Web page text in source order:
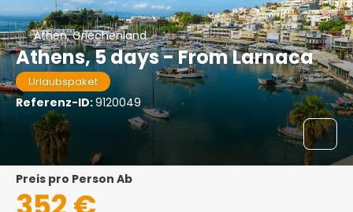
Athen, Griechenland
Athens, 5 days - From Larnaca
Urlaubspaket
Referenz-ID:9120049
Preis pro Person Ab